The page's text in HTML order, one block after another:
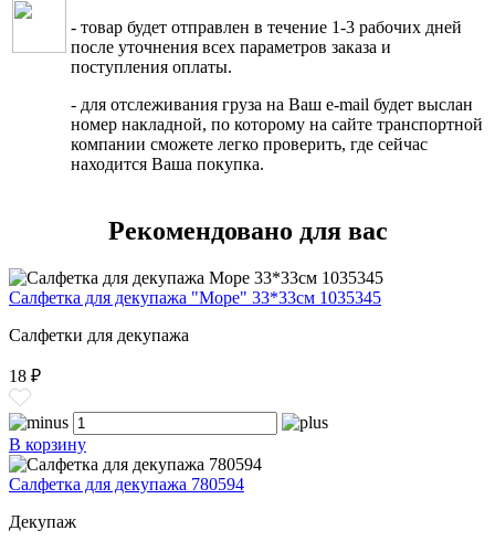
- товар будет отправлен в течение 1-3 рабочих дней
после уточнения всех параметров заказа и
поступления оплаты.
- для отслеживания груза на Ваш e-mail будет выслан
номер накладной, по которому на сайте транспортной
компании сможете легко проверить, где сейчас
находится Ваша покупка.
Рекомендовано для вас
Салфетка для декупажа "Море" 33*33см 1035345
Салфетки для декупажа
18 ₽
В корзину
Салфетка для декупажа 780594
Декупаж